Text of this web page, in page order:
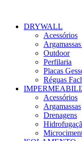
DRYWALL
Acessórios
Outdoor
Perfilaria
Placas
Réguas
Acessórios
Argamassas
Drenagens